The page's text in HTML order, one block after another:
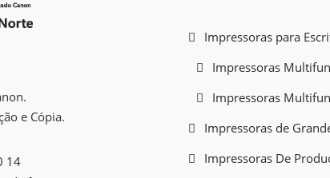
e Cópia.
14
Impressoras para
Impressoras
Impressoras
Impressoras de
Impressoras De